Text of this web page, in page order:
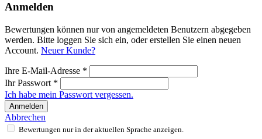
Anmelden
Bewertungen können nur von angemeldeten Benutzern abgegeben
werden. Bitte loggen Sie sich ein, oder erstellen Sie einen neuen
Account. Neuer Kunde?
Ihre E-Mail-Adresse *
Ihr Passwort *
Ich habe mein Passwort vergessen.
Anmelden
Abbrechen
Bewertungen nur in der aktuellen Sprache anzeigen.